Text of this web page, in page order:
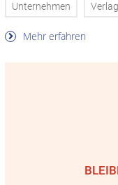
Unternehmen Verlag
Mehr erfahren